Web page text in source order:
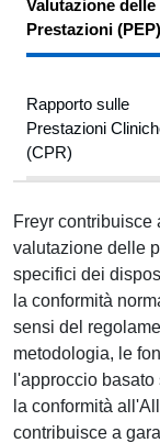
Valutazione delle
Prestazioni (PEP)
Rapporto sulle
Prestazioni
(CPR)
Freyr
valutazione delle
specifici dei
la conformità
sensi del
metodologia, le
l'approccio
la conformità
contribuisce a